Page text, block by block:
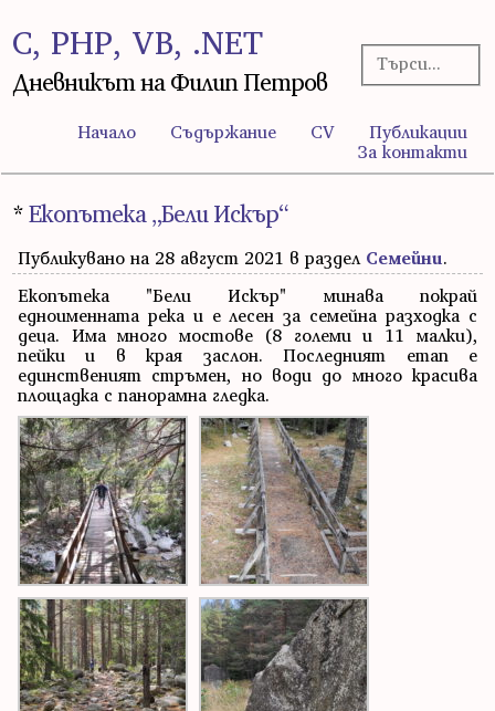
C, PHP, VB, .NET
Дневникът на Филип Петров
Начало Съдържание CV
Публикации
За контакти
*Екопътека „Бели Искър“
Публикувано на 28 август 2021 в раздел Семейни.
Екопътека "Бели Искър" минава покрай
едноименната река и е лесен за семейна разходка с
деца. Има много мостове (8 големи и 11 малки),
пейки и в края заслон. Последният етап е
единственият стръмен, но води до много красива
площадка с панорамна гледка.